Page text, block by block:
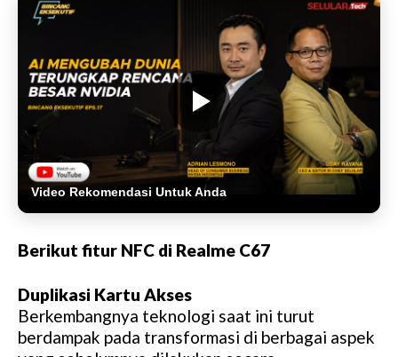
Video Rekomendasi Untuk Anda
Berikut fitur NFC di Realme C67
Duplikasi Kartu Akses
Berkembangnya teknologi saat ini turut
berdampak pada transformasi di berbagai aspek